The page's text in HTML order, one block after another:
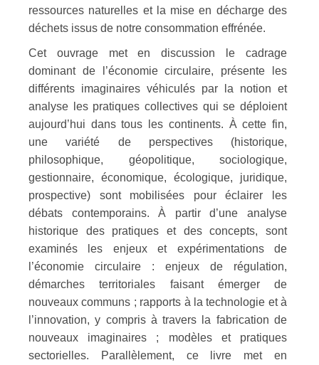
ressources naturelles et la mise en décharge des
déchets issus de notre consommation effrénée.
Cet ouvrage met en discussion le cadrage
dominant de l’économie circulaire, présente les
différents imaginaires véhiculés par la notion et
analyse les pratiques collectives qui se déploient
aujourd’hui dans tous les continents. À cette fin,
une variété de perspectives (historique,
philosophique, géopolitique, sociologique,
gestionnaire, économique, écologique, juridique,
prospective) sont mobilisées pour éclairer les
débats contemporains. À partir d’une analyse
historique des pratiques et des concepts, sont
examinés les enjeux et expérimentations de
l’économie circulaire : enjeux de régulation,
démarches territoriales faisant émerger de
nouveaux communs ; rapports à la technologie et à
l’innovation, y compris à travers la fabrication de
nouveaux imaginaires ; modèles et pratiques
sectorielles. Parallèlement, ce livre met en